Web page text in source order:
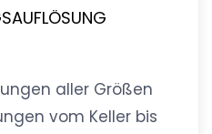
aller Größen
vom Keller bis